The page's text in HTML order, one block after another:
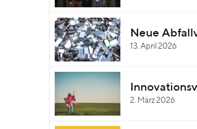
13. April 2026
Neue
2. März 2026